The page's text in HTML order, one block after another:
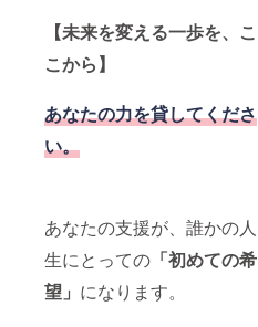
【未来を変える一歩を、こ
こから】
あなたの力を貸してくださ
い。
あなたの支援が、誰かの人
生にとっての 「初めての希
望」 になります。